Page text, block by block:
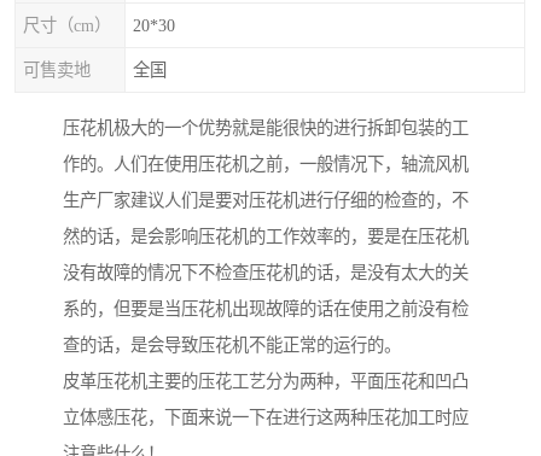
尺寸（cm） 20*30
可售卖地 全国
压花机极大的一个优势就是能很快的进行拆卸包装的工
作的。人们在使用压花机之前，一般情况下，轴流风机
生产厂家建议人们是要对压花机进行仔细的检查的，不
然的话，是会影响压花机的工作效率的，要是在压花机
没有故障的情况下不检查压花机的话，是没有太大的关
系的，但要是当压花机出现故障的话在使用之前没有检
查的话，是会导致压花机不能正常的运行的。
皮革压花机主要的压花工艺分为两种，平面压花和凹凸
立体感压花，下面来说一下在进行这两种压花加工时应